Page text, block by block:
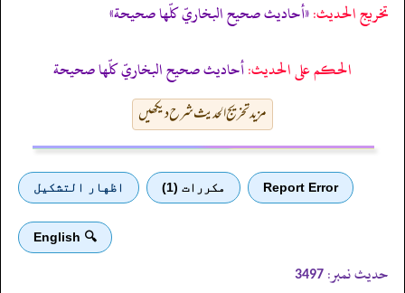
تخریج الحدیث:«أحاديث صحيح البخاريّ كلّها صحيحة»
الحكم على الحديث:أحاديث صحيح البخاريّ كلّها صحيحة
مزید تخریج الحدیث شرح دیکھیں
Report Error مكررات (1) اظهار التشكيل
🔍 English
حدیث نمبر: 3497